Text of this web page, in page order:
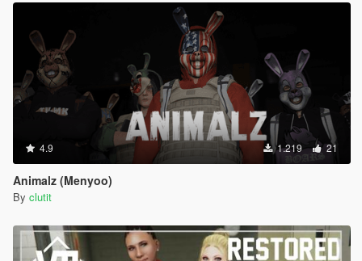
4.9 1.219 21
Animalz (Menyoo)
By clutit